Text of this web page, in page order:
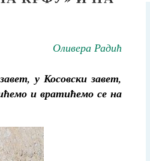
Оливера Радић
у Косовски завет,
и вратићемо се на